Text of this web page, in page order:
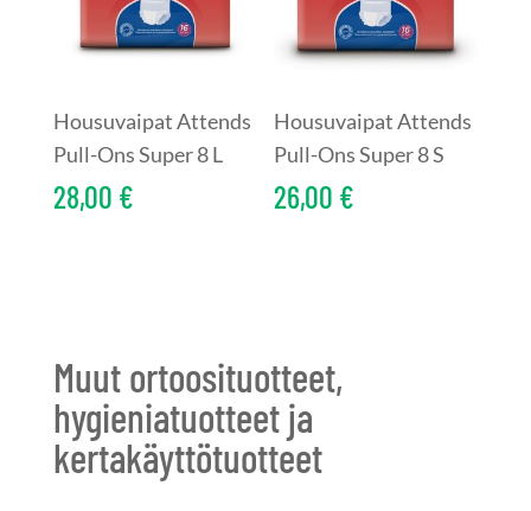
Housuvaipat Attends
Pull-Ons Super 8 L
28,00 €
Housuvaipat Attends
Pull-Ons Super 8 S
26,00 €
Muut ortoosituotteet,
hygieniatuotteet ja
kertakäyttötuotteet